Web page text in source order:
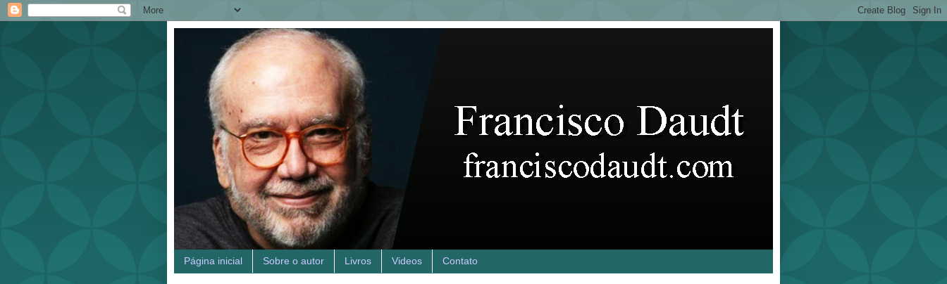
Página inicial Sobre o autor Livros Videos Contato